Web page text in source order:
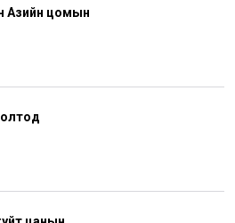
Азийн цомын